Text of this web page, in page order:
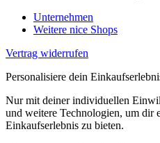
Unternehmen
Weitere nice Shops
Vertrag widerrufen
Personalisiere dein
Nur mit deiner individuellen
und weitere Technologien, um dir
Einkaufserlebnis zu bieten.